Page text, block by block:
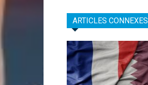
ARTICLES CONNEXES